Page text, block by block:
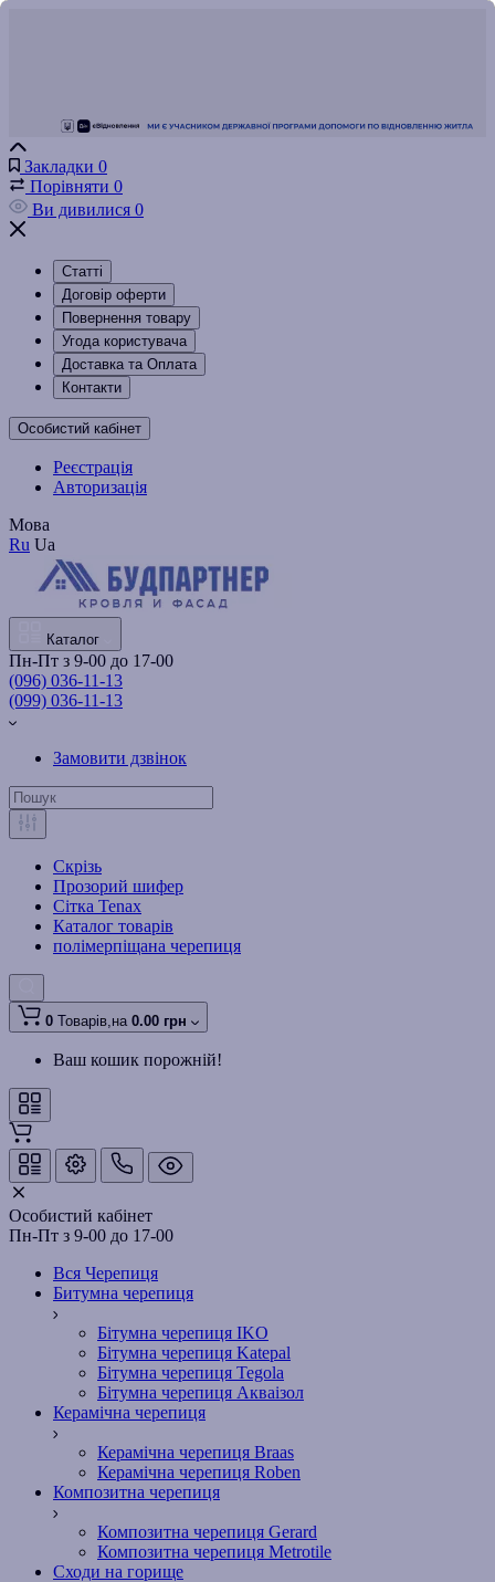
Закладки 0
Порівняти 0
Ви дивилися 0
Статті
Договір оферти
Повернення товару
Угода користувача
Доставка та Оплата
Контакти
Особистий кабінет
Реєстрація
Авторизація
Мова
Ru Ua
Каталог
Пн-Пт з 9-00 до 17-00
(096) 036-11-13
(099) 036-11-13
Замовити дзвінок
Скрізь
Прозорий шифер
Сітка Tenax
Каталог товарів
полімерпіщана черепиця
0 Товарів,на 0.00 грн
Ваш кошик порожній!
Особистий кабінет
Пн-Пт з 9-00 до 17-00
Вся Черепиця
Битумна черепиця
Бітумна черепиця IKO
Бітумна черепиця Katepal
Бітумна черепиця Tegola
Бітумна черепиця Акваізол
Керамічна черепиця
Керамічна черепиця Braas
Керамічна черепиця Roben
Композитна черепиця
Композитна черепиця Gerard
Композитна черепиця Metrotile
Сходи на горище